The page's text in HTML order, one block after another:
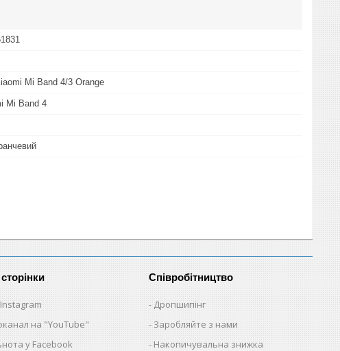
Mi Band 4/3 Orange
Mi Band 4
на "YouTube"
у Facebook
Співробітництво
Дропшипінг
Заробляйте з нами
Накопичувальна знижка